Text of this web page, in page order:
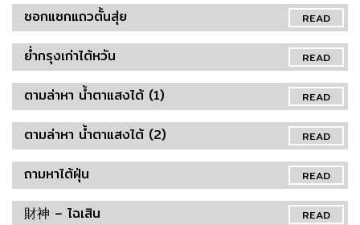
READ
ซอกแซกแถวตั้นสุ่ย
READ
ย่ำกรุงเก่าไต้หวัน
READ
ตามล่าหา น้ำตาแสงไต้ (1)
READ
ตามล่าหา น้ำตาแสงไต้ (2)
READ
ถามหาไต้ฝุ่น
READ
財神 – ไฉเสิน